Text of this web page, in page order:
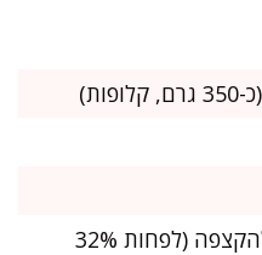
200 מ"ל שמנת מתוקה להקצפה (לפחות 32%